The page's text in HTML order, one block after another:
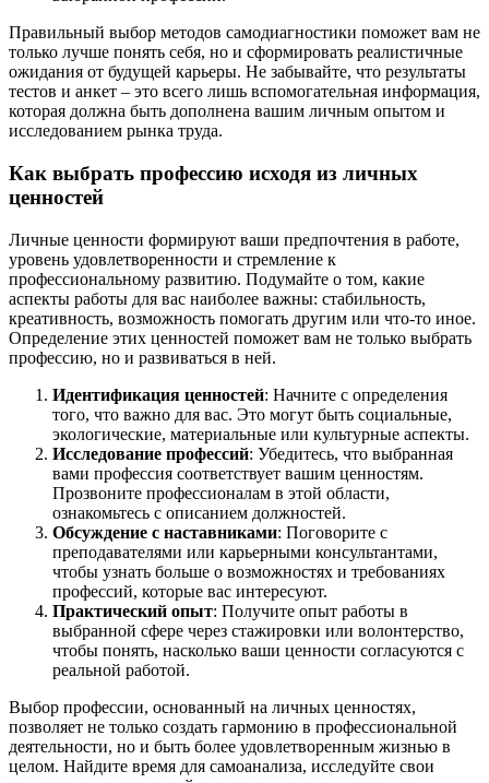
Правильный выбор методов самодиагностики поможет вам не
только лучше понять себя, но и сформировать реалистичные
ожидания от будущей карьеры. Не забывайте, что результаты
тестов и анкет – это всего лишь вспомогательная информация,
которая должна быть дополнена вашим личным опытом и
исследованием рынка труда.
Как выбрать профессию исходя из личных
ценностей
Личные ценности формируют ваши предпочтения в работе,
уровень удовлетворенности и стремление к
профессиональному развитию. Подумайте о том, какие
аспекты работы для вас наиболее важны: стабильность,
креативность, возможность помогать другим или что-то иное.
Определение этих ценностей поможет вам не только выбрать
профессию, но и развиваться в ней.
Идентификация ценностей: Начните с определения
того, что важно для вас. Это могут быть социальные,
экологические, материальные или культурные аспекты.
Исследование профессий: Убедитесь, что выбранная
вами профессия соответствует вашим ценностям.
Прозвоните профессионалам в этой области,
ознакомьтесь с описанием должностей.
Обсуждение с наставниками: Поговорите с
преподавателями или карьерными консультантами,
чтобы узнать больше о возможностях и требованиях
профессий, которые вас интересуют.
Практический опыт: Получите опыт работы в
выбранной сфере через стажировки или волонтерство,
чтобы понять, насколько ваши ценности согласуются с
реальной работой.
Выбор профессии, основанный на личных ценностях,
позволяет не только создать гармонию в профессиональной
деятельности, но и быть более удовлетворенным жизнью в
целом. Найдите время для самоанализа, исследуйте свои